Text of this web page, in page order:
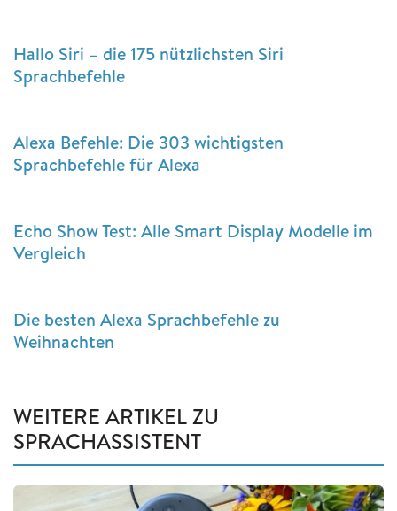
Hallo Siri – die 175 nützlichsten Siri
Sprachbefehle
Alexa Befehle: Die 303 wichtigsten
Sprachbefehle für Alexa
Echo Show Test: Alle Smart Display Modelle im
Vergleich
Die besten Alexa Sprachbefehle zu
Weihnachten
WEITERE ARTIKEL ZU
SPRACHASSISTENT